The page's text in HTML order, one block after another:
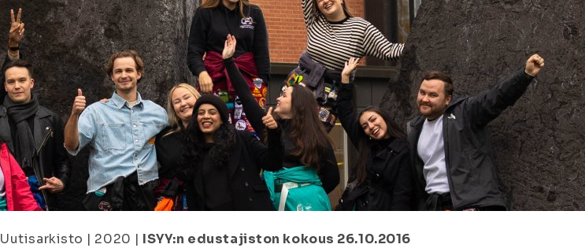
Uutisarkisto | 2020 | ISYY:n edustajiston kokous 26.10.2016